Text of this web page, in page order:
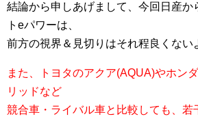
結論から申しあげまして、今回日産か
トeパワーは、
前方の視界＆見切りはそれ程良くない
また、トヨタのアクア(AQUA)やホン
リッドなど
競合車・ライバル車と比較しても、若